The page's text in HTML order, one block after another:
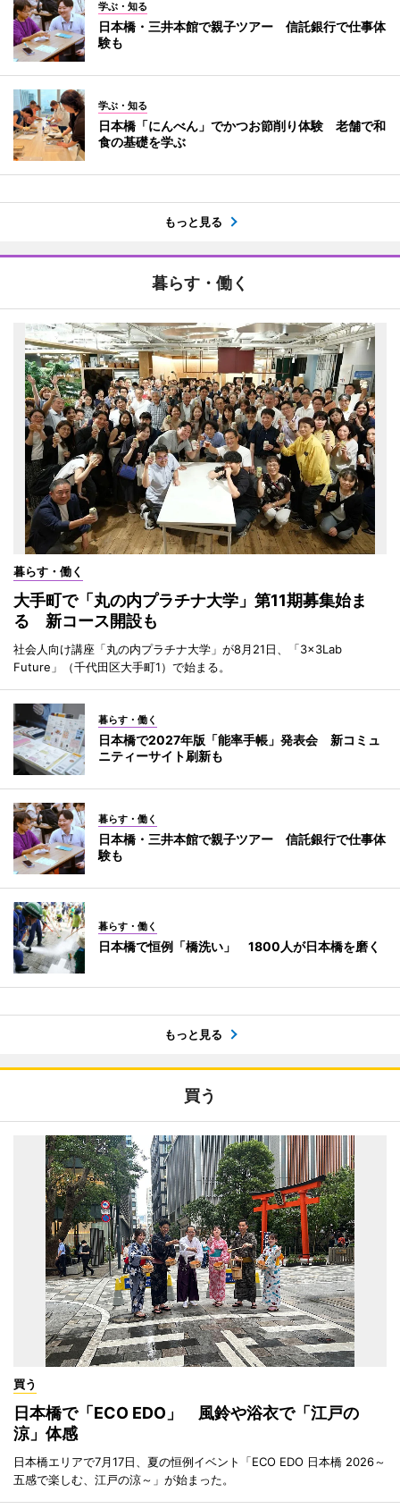
学ぶ・知る
日本橋・三井本館で親子ツアー 信託銀行で仕事体
験も
学ぶ・知る
日本橋「にんべん」でかつお節削り体験 老舗で和
食の基礎を学ぶ
もっと見る
暮らす・働く
暮らす・働く
大手町で「丸の内プラチナ大学」第11期募集始ま
る 新コース開設も
社会人向け講座「丸の内プラチナ大学」が8月21日、「3×3Lab
Future」（千代田区大手町1）で始まる。
暮らす・働く
日本橋で2027年版「能率手帳」発表会 新コミュ
ニティーサイト刷新も
暮らす・働く
日本橋・三井本館で親子ツアー 信託銀行で仕事体
験も
暮らす・働く
日本橋で恒例「橋洗い」 1800人が日本橋を磨く
もっと見る
買う
買う
日本橋で「ECO EDO」 風鈴や浴衣で「江戸の
涼」体感
日本橋エリアで7月17日、夏の恒例イベント「ECO EDO 日本橋 2026～
五感で楽しむ、江戸の涼～」が始まった。